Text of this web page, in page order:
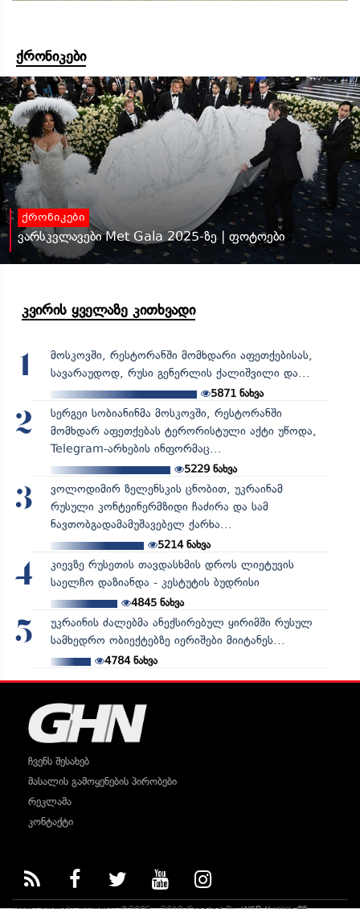
ქრონიკები
ქრონიკები
ვარსკვლავები Met Gala 2025-ზე | ფოტოები
კვირის ყველაზე კითხვადი
1
მოსკოვში, რესტორანში მომხდარი აფეთქებისას,
სავარაუდოდ, რუსი გენერლის ქალიშვილი და...
5871 ნახვა
2
სერგეი სობიანინმა მოსკოვში, რესტორანში
მომხდარ აფეთქებას ტერორისტული აქტი უწოდა,
Telegram-არხების ინფორმაც...
5229ნახვა
3
ვოლოდიმირ ზელენსკის ცნობით, უკრაინამ
რუსული კონტეინერმზიდი ჩაძირა და სამ
ნავთობგადამამუშავებელ ქარხა...
5214ნახვა
4
კიევზე რუსეთის თავდასხმის დროს ლიეტუვის
საელჩო დაზიანდა - კესტუტის ბუდრისი
4845ნახვა
5
უკრაინის ძალებმა ანექსირებულ ყირიმში რუსულ
სამხედრო ობიექტებზე იერიშები მიიტანეს...
4784ნახვა
ჩვენს შესახებ
მასალის გამოყენების პირობები
რეკლამა
კონტაქტი